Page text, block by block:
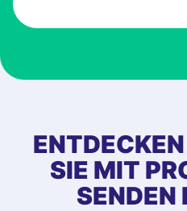
SIE MIT
SENDEN